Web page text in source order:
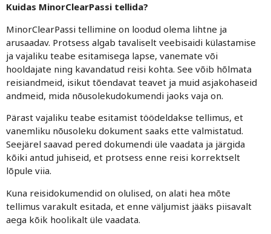
Kuidas MinorClearPassi tellida?
MinorClearPassi tellimine on loodud olema lihtne ja
arusaadav. Protsess algab tavaliselt veebisaidi külastamise
ja vajaliku teabe esitamisega lapse, vanemate või
hooldajate ning kavandatud reisi kohta. See võib hõlmata
reisiandmeid, isikut tõendavat teavet ja muid asjakohaseid
andmeid, mida nõusolekudokumendi jaoks vaja on.
Pärast vajaliku teabe esitamist töödeldakse tellimus, et
vanemliku nõusoleku dokument saaks ette valmistatud.
Seejärel saavad pered dokumendi üle vaadata ja järgida
kõiki antud juhiseid, et protsess enne reisi korrektselt
lõpule viia.
Kuna reisidokumendid on olulised, on alati hea mõte
tellimus varakult esitada, et enne väljumist jääks piisavalt
aega kõik hoolikalt üle vaadata.